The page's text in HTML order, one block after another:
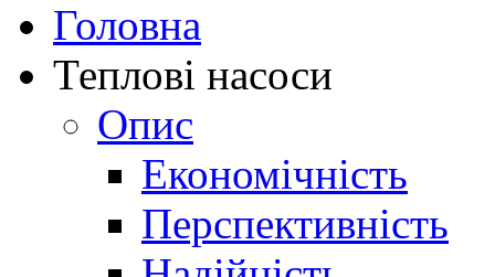
Головна
Теплові насоси
Опис
Економічність
Перспективність